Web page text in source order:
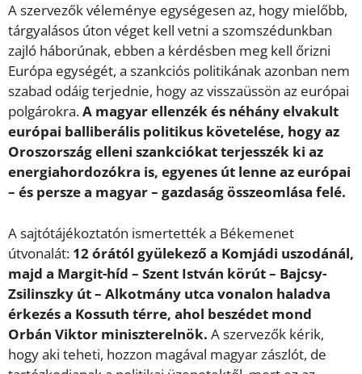
A szervezők véleménye egységesen az, hogy mielőbb,
tárgyalásos úton véget kell vetni a szomszédunkban
zajló háborúnak, ebben a kérdésben meg kell őrizni
Európa egységét, a szankciós politikának azonban nem
szabad odáig terjednie, hogy az visszaüssön az európai
polgárokra.A magyar ellenzék és néhány elvakult
európai balliberális politikus követelése, hogy az
Oroszország elleni szankciókat terjesszék ki az
energiahordozókra is, egyenes út lenne az európai
– és persze a magyar – gazdaság összeomlása felé.
A sajtótájékoztatón ismertették a Békemenet
útvonalát: 12 órától gyülekező a Komjádi uszodánál,
majd a Margit-híd – Szent István körút – Bajcsy-
Zsilinszky út – Alkotmány utca vonalon haladva
érkezés a Kossuth térre, ahol beszédet mond
Orbán Viktor miniszterelnök. A szervezők kérik,
hogy aki teheti, hozzon magával magyar zászlót, de